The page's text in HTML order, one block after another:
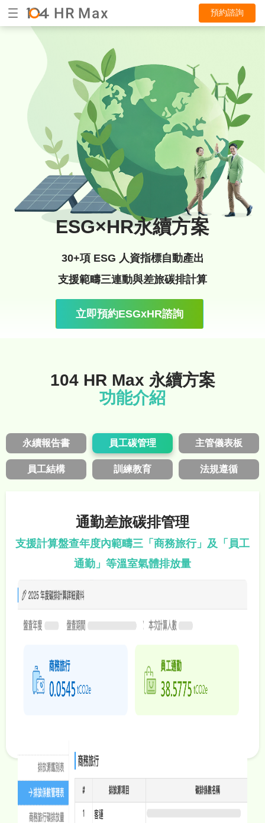
預約諮詢
ESG×HR永續方案
30+項 ESG 人資指標自動產出
支援範疇三連動與差旅碳排計算
立即預約ESGxHR諮詢
104 HR Max 永續方案
功能介紹
永續報告書 員工碳管理 主管儀表板
員工結構 訓練教育 法規遵循
通勤差旅碳排管理
支援計算盤查年度內範疇三「商務旅行」及「員工
通勤」等溫室氣體排放量
立即預約ESG諮詢​